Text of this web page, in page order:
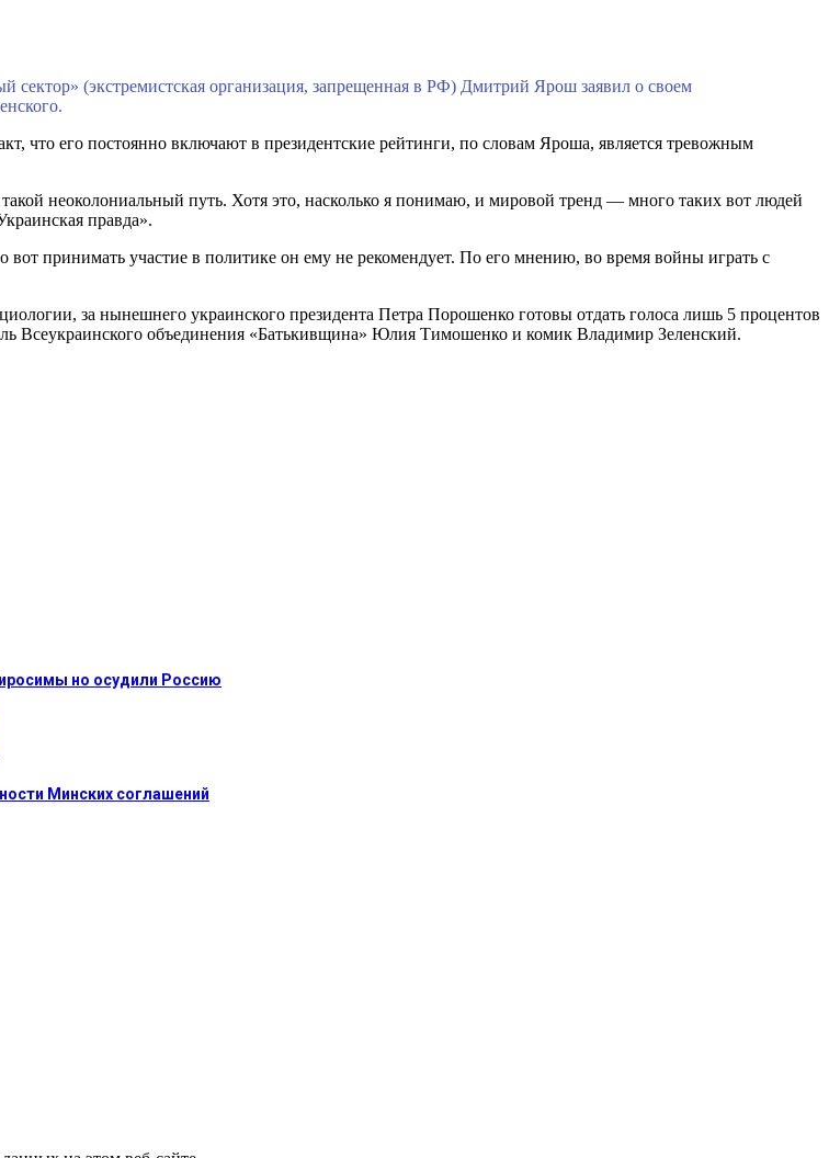
сектор» (экстремистская организация, запрещенная в РФ) Дмитрий Ярош заявил о своем
что его постоянно включают в президентские рейтинги, по словам Яроша, является тревожным
неоколониальный путь. Хотя это, насколько я понимаю, и мировой тренд — много таких вот людей
правда».
принимать участие в политике он ему не рекомендует. По его мнению, во время войны играть с
за нынешнего украинского президента Петра Порошенко готовы отдать голоса лишь 5 процентов
Всеукраинского объединения «Батькивщина» Юлия Тимошенко и комик Владимир Зеленский.
но осудили Россию
Минских соглашений